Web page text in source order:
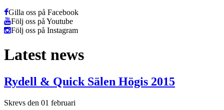
Gilla oss på Facebook
Följ oss på Youtube
Följ oss på Instagram
Latest news
Rydell & Quick Sälen Högis 2015
Skrevs den 01 februari